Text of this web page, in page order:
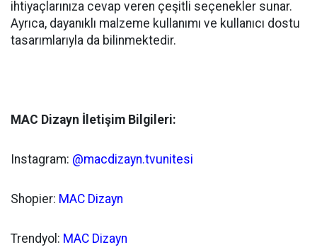
ihtiyaçlarınıza cevap veren çeşitli seçenekler sunar.
Ayrıca, dayanıklı malzeme kullanımı ve kullanıcı dostu
tasarımlarıyla da bilinmektedir.
MAC Dizayn İletişim Bilgileri:
Instagram: @macdizayn.tvunitesi
Shopier: MAC Dizayn
Trendyol: MAC Dizayn